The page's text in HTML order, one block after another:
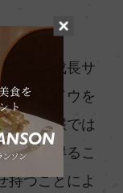
えて、成長サ
に、ブドウを
土質土壌では
期間を得るこ
持つことによ